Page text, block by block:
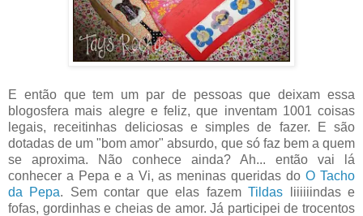
E então que tem um par de pessoas que deixam essa
blogosfera mais alegre e feliz, que inventam 1001 coisas
legais, receitinhas deliciosas e simples de fazer. E são
dotadas de um "bom amor" absurdo, que só faz bem a quem
se aproxima. Não conhece ainda? Ah... então vai lá
conhecer a Pepa e a Vi, as meninas queridas doO Tacho
da Pepa. Sem contar que elas fazemTildas liiiiiindas e
fofas, gordinhas e cheias de amor. Já participei de trocentos